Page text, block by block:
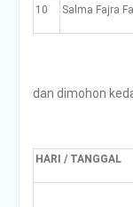
10 Salma Fajra
dan dimohon
HARI / TANGGAL